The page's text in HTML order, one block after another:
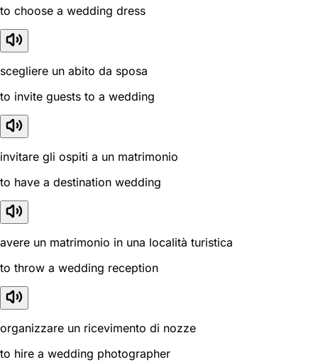
to choose a wedding dress
scegliere un abito da sposa
to invite guests to a wedding
invitare gli ospiti a un matrimonio
to have a destination wedding
avere un matrimonio in una località turistica
to throw a wedding reception
organizzare un ricevimento di nozze
to hire a wedding photographer